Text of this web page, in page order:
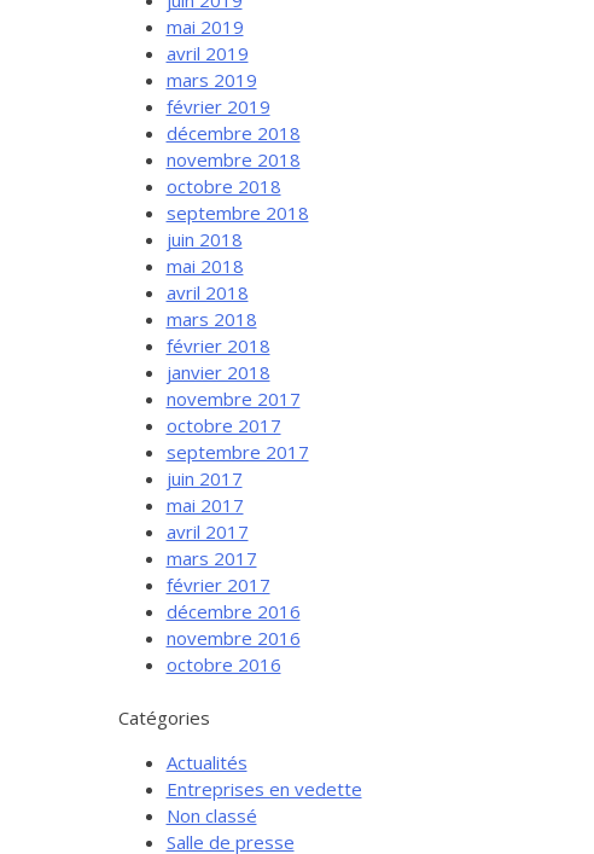
Services aux entreprises
Innovation / Productivité
Investir en Nouvelle-Beauce
Services-conseils – démarrage
mai 2019
avril 2019
mars 2019
février 2019
décembre 2018
novembre 2018
octobre 2018
septembre 2018
juin 2018
mai 2018
avril 2018
mars 2018
février 2018
janvier 2018
novembre 2017
octobre 2017
septembre 2017
juin 2017
mai 2017
avril 2017
mars 2017
février 2017
décembre 2016
novembre 2016
octobre 2016
Catégories
Actualités
Entreprises en vedette
Non classé
Salle de presse